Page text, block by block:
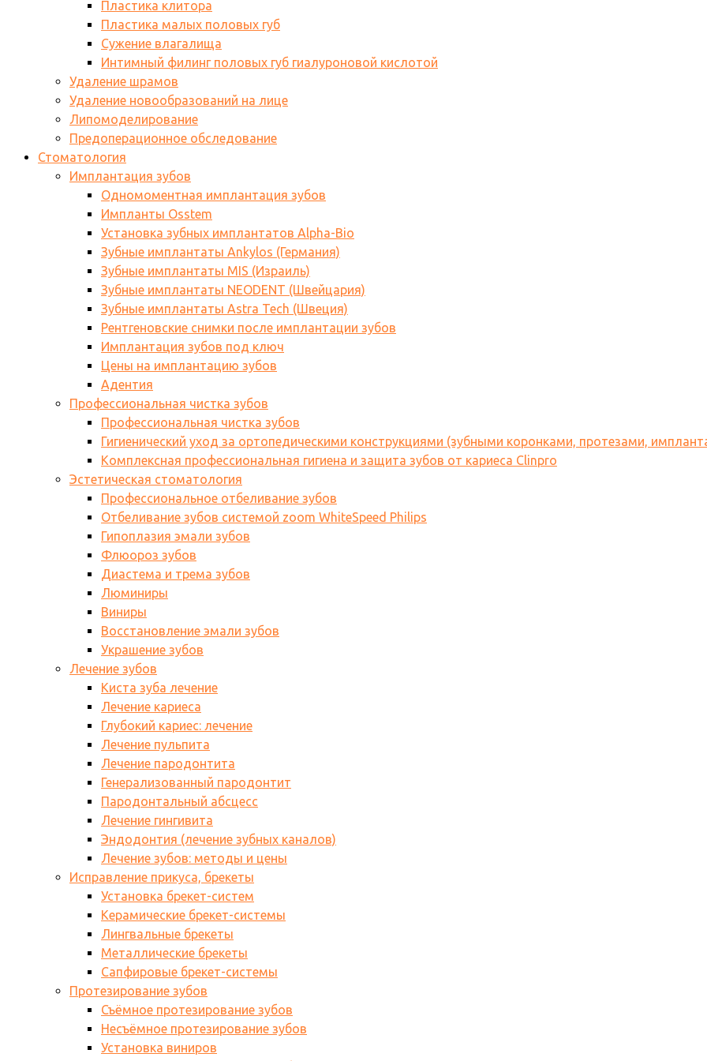
Пластика клитора
Пластика малых половых губ
Сужение влагалища
Интимный филинг половых губ гиалуроновой кислотой
Удаление шрамов
Удаление новообразований на лице
Липомоделирование
Предоперационное обследование
Стоматология
Имплантация зубов
Одномоментная имплантация зубов
Импланты Osstem
Установка зубных имплантатов Alpha-Bio
Зубные имплантаты Ankylos (Германия)
Зубные имплантаты MIS (Израиль)
Зубные имплантаты NEODENT (Швейцария)
Зубные имплантаты Astra Tech (Швеция)
Рентгеновские снимки после имплантации зубов
Имплантация зубов под ключ
Цены на имплантацию зубов
Адентия
Профессиональная чистка зубов
Профессиональная чистка зубов
Гигиенический уход за ортопедическими конструкциями (зубными коронками, протезами,
Комплексная профессиональная гигиена и защита зубов от кариеса Clinpro
Эстетическая стоматология
Профессиональное отбеливание зубов
Отбеливание зубов системой zoom WhiteSpeed Philips
Гипоплазия эмали зубов
Флюороз зубов
Диастема и трема зубов
Люминиры
Виниры
Восстановление эмали зубов
Украшение зубов
Лечение зубов
Киста зуба лечение
Лечение кариеса
Глубокий кариес: лечение
Лечение пульпита
Лечение пародонтита
Генерализованный пародонтит
Пародонтальный абсцесс
Лечение гингивита
Эндодонтия (лечение зубных каналов)
Лечение зубов: методы и цены
Исправление прикуса, брекеты
Установка брекет-систем
Керамические брекет-системы
Лингвальные брекеты
Металлические брекеты
Сапфировые брекет-системы
Протезирование зубов
Съёмное протезирование зубов
Несъёмное протезирование зубов
Установка виниров